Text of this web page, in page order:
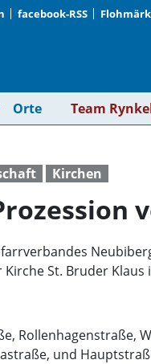
facebook-RSS
Orte Team
Kirchen
St. Bruder
Rollenhagenstraße,
und